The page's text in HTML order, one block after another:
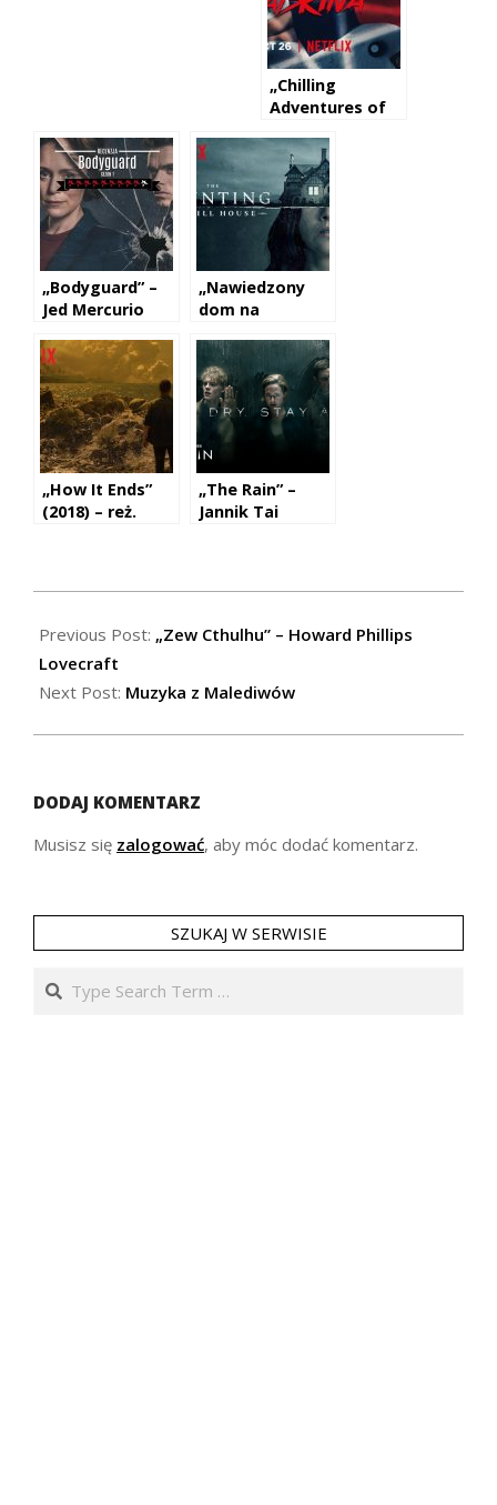
„Chilling
Adventures of
Roberto
Aguirre-Sacasa
„Bodyguard” –
Jed Mercurio
„Nawiedzony
dom na
Flanagan
„How It Ends”
(2018) – reż.
„The Rain” –
Jannik Tai
05-
10
Previous Post: „Zew Cthulhu” – Howard Phillips
Lovecraft
Next Post: Muzyka z Malediwów
DODAJ KOMENTARZ
Musisz się zalogować, aby móc dodać komentarz.
SZUKAJ W SERWISIE
Search